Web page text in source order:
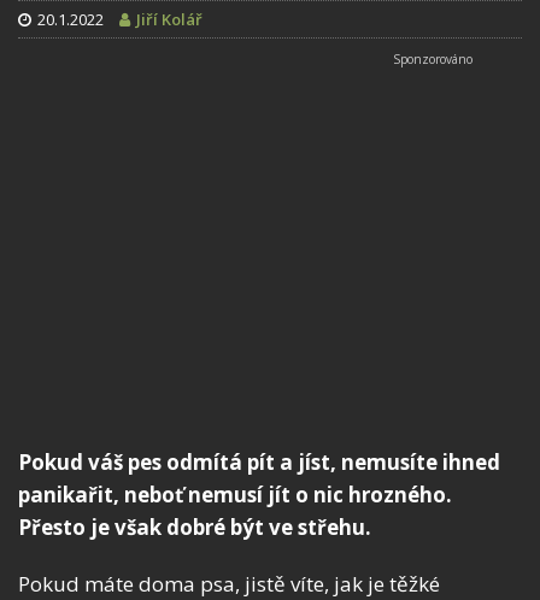
20.1.2022 Jiří Kolář
Pokud váš pes odmítá pít a jíst, nemusíte ihned
panikařit, neboť nemusí jít o nic hrozného.
Přesto je však dobré být ve střehu.
Pokud máte doma psa, jistě víte, jak je těžké